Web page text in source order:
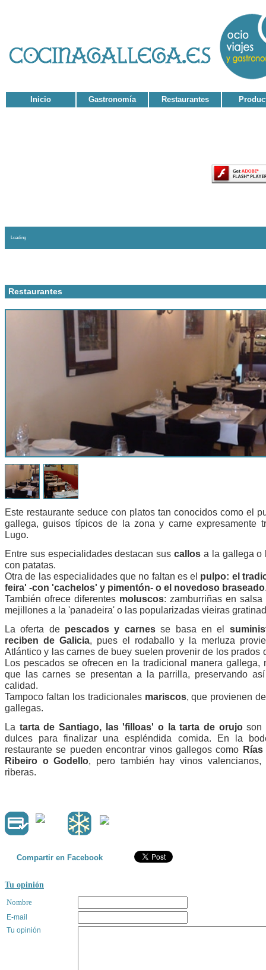
Inicio Gastronomía Restaurantes
Loading
Restaurantes
Este restaurante seduce con platos tan conocidos como el
gallega, guisos típicos de la zona y carne expresamente
Lugo.
Entre sus especialidades destacan suscallos a la gallega
con patatas.
Otra de las especialidades que no faltan es el pulpo: el
feira' -con 'cachelos' y pimentón- o el novedoso braseado
También ofrece diferentes moluscos: zamburriñas en salsa
mejillones a la 'panadeira' o las popularizadas vieiras
La oferta de pescados y carnesse basa en el
reciben de Galicia, pues el rodaballo y la merluza
Atlántico y las carnes de buey suelen provenir de los prados
Los pescados se ofrecen en la tradicional manera gallega,
que las carnes se presentan a la parrilla, preservando
calidad.
Tampoco faltan los tradicionales mariscos, que provienen
gallegas.
La tarta de Santiago, las 'filloas' o la tarta de orujoson
dulces para finalizar una espléndida comida. En la
restaurante se pueden encontrar vinos gallegos como Rías
Ribeiro o Godello, pero también hay vinos valencianos,
riberas.
Compartir en Facebook
Tu opinión
Nombre
E-mail
Tu opinión